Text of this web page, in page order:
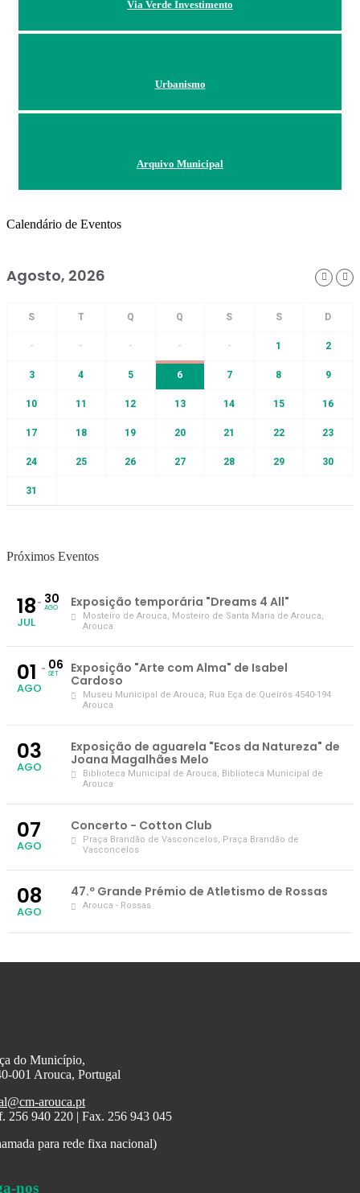
Via Verde Investimento
Urbanismo
Arquivo Municipal
Calendário de Eventos
Agosto, 2026
- - - - - 1 2
3 4 5 6 7 8 9
10 11 12 13 14 15 16
17 18 19 20 21 22 23
24 25 26 27 28 29 30
31
Próximos Eventos
18
JUL
30
AGO Exposição temporária "Dreams 4 All"
Mosteiro de Arouca, Mosteiro de Santa Maria de Arouca,
Arouca
01
AGO
06
SET
Exposição "Arte com Alma" de Isabel
Cardoso
Museu Municipal de Arouca, Rua Eça de Queirós 4540-194
Arouca
03
AGO
Exposição de aguarela "Ecos da Natureza" de
Joana Magalhães Melo
Biblioteca Municipal de Arouca, Biblioteca Municipal de
Arouca
07
AGO
Concerto - Cotton Club
Praça Brandão de Vasconcelos, Praça Brandão de
Vasconcelos
08
AGO
47.º Grande Prémio de Atletismo de Rossas
Arouca - Rossas
do Município,
001 Arouca, Portugal
arouca.pt
256 940 220 | Fax. 256 943 045
para rede fixa nacional)
nos